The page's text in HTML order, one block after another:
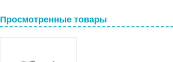
Просмотренные товары